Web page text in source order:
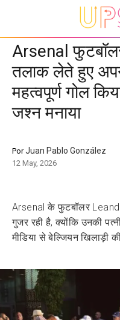
Arsenal
तलाक लेते हुए
महत्वपूर्ण गोल
जश्न मनाया
PorJuan Pablo González
12 May, 2026
Arsenal के फुटबॉलर
गुजर रही है, क्योंकि उनकी
मीडिया से बेल्जियन खिलाड़ी